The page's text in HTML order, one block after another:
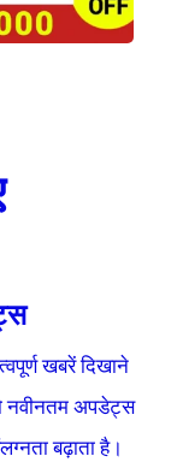
खबरें दिखाने
नवीनतम अपडेट्स
बढ़ाता है।